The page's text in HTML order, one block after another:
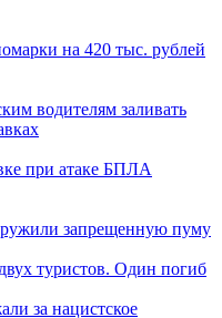
на 420 тыс. рублей
водителям заливать
при атаке БПЛА
запрещенную пуму
туристов. Один погиб
за нацистское